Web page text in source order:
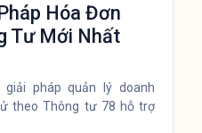
Hóa Đơn
Tư Mới Nhất
giải pháp quản lý doanh
theo Thông tư 78 hỗ trợ